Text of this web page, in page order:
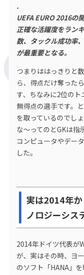
.
UEFA EURO 2016の
正確な活躍度をラン
数、タックル成功率
が最重要となる。
つまりははっきりと
ら、得点だけ奪った
す、ちなみに2位の
無得点の選手です。
を取っているのでし
な〜ってのとGKは指
コンピュータやデー
した。
実は2014年
ノロジーシス
2014年ドイツ代表が
が、実はその時、ヨ
のソフト「HANA」を